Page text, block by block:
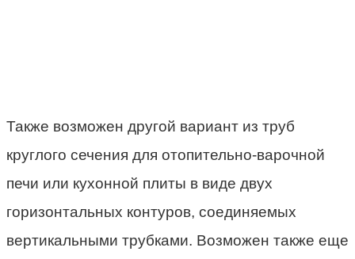
Также возможен другой вариант из труб
круглого сечения для отопительно-варочной
печи или кухонной плиты в виде двух
горизонтальных контуров, соединяемых
вертикальными трубками. Возможен также еще